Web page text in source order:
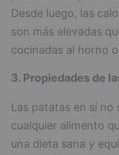
Desde luego, las
son más elevadas
cocinadas al horno
3. Propiedades de
Las patatas en sí no
cualquier alimento
una dieta sana y